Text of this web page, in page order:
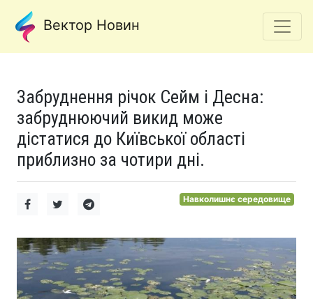
Вектор Новин
Забруднення річок Сейм і Десна:
забруднюючий викид може
дістатися до Київської області
приблизно за чотири дні.
Навколишнє середовище